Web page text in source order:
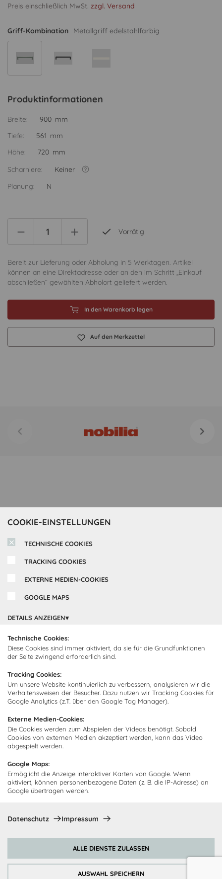
COOKIE-EINSTELLUNGEN
TECHNISCHE COOKIES
TRACKING COOKIES
EXTERNE MEDIEN-COOKIES
GOOGLE MAPS
DETAILS ANZEIGEN
Technische Cookies:
Diese Cookies sind immer aktiviert, da sie für die Grundfunktionen
der Seite zwingend erforderlich sind.
Tracking Cookies:
Um unsere Website kontinuierlich zu verbessern, analysieren wir die
Verhaltensweisen der Besucher. Dazu nutzen wir Tracking Cookies für
Google Analytics (z.T. über den Google Tag Manager).
Externe Medien-Cookies:
Die Cookies werden zum Abspielen der Videos benötigt. Sobald
Cookies von externen Medien akzeptiert werden, kann das Video
abgespielt werden.
Google Maps:
Ermöglicht die Anzeige interaktiver Karten von Google. Wenn
aktiviert, können personenbezogene Daten (z. B. die IP-Adresse) an
Google übertragen werden.
Datenschutz Impressum
AUSWAHL SPEICHERN
ALLE DIENSTE ZULASSEN
Preis einschließlich MwSt. zzgl. Versand
Griff-Kombination Metallgriff edelstahlfarbig
Produktinformationen
Breite:
900 mm
Tiefe:
561 mm
Höhe:
720 mm
Scharniere:
Keiner
Planung:
N
Vorrätig
Bereit zur Lieferung oder Abholung in 5 Werktagen. Artikel
können an eine Direktadresse oder an den im Schritt „Einkauf
abschließen“ gewählten Abholort geliefert werden.
In den Warenkorb legen
Auf den Merkzettel
Über uns
Impressum
FAQ
Kontakt
Kundendienst
Lieferung
Montage
Abholorte
Newsletter abonnieren
Newsletter und empfangen Sie
Neuigkeiten und Angebote
Ich bin damit einverstanden, dass Cocooning24 mich regelmäßig
per E-Mail-Newsletter über seine Angebote informiert.
Zahlungsmethoden